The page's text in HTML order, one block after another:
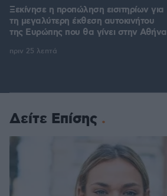
Ξεκίνησε η προπώληση εισιτηρίων για
τη μεγαλύτερη έκθεση αυτοκινήτου
της Ευρώπης που θα γίνει στην Αθήνα
πριν 25 λεπτά
Δείτε Επίσης